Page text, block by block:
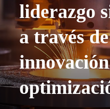
liderazgo
a través